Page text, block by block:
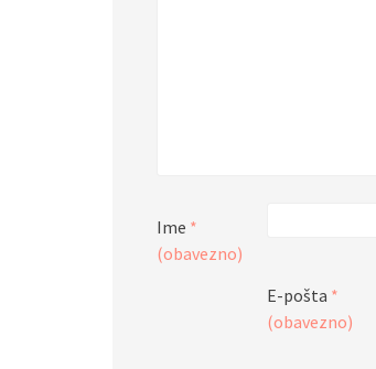
Ime *
(obavezno)
E-pošta *
(obavezno)